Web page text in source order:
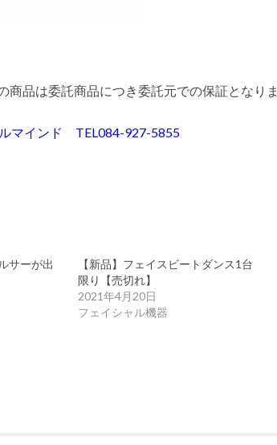
商品は委託商品につき委託元での保証となりま
マインド TEL084-927-5855
サーが出
【新品】フェイスビートダンス1台
限り【売切れ】
2021年4月20日
フェイシャル機器